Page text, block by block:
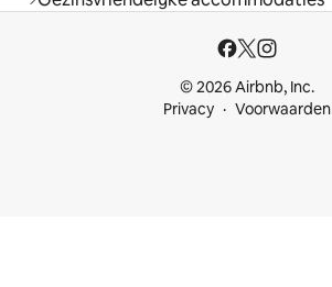
© 2026 Airbnb, Inc.
Privacy
Voorwaarden